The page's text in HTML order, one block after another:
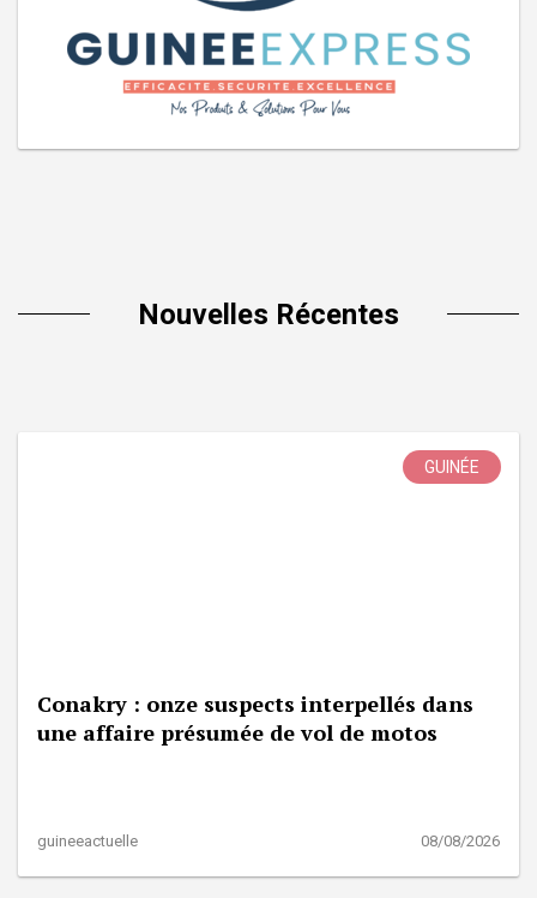
Nouvelles Récentes
GUINÉE
Conakry : onze suspects interpellés dans
une affaire présumée de vol de motos
guineeactuelle 08/08/2026